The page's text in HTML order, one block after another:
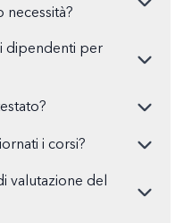
dipendenti per
i corsi?
valutazione del